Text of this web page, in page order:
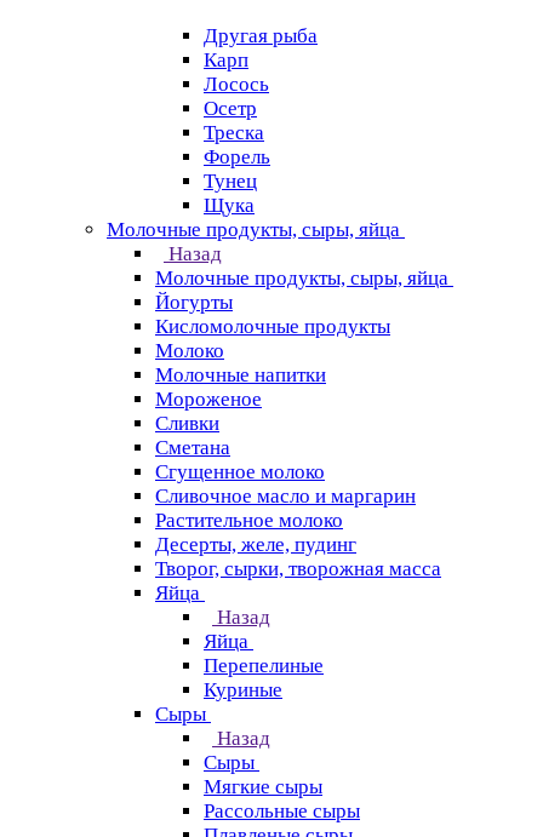
Другая рыба
Карп
Лосось
Осетр
Треска
Форель
Тунец
Щука
Молочные продукты, сыры, яйца
Назад
Молочные продукты, сыры, яйца
Йогурты
Кисломолочные продукты
Молоко
Молочные напитки
Мороженое
Сливки
Сметана
Сгущенное молоко
Сливочное масло и маргарин
Растительное молоко
Десерты, желе, пудинг
Творог, сырки, творожная масса
Яйца
Назад
Яйца
Перепелиные
Куриные
Сыры
Назад
Сыры
Мягкие сыры
Рассольные сыры